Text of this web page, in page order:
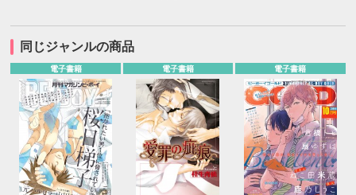
同じジャンルの商品
電子書籍 電子書籍 電子書籍